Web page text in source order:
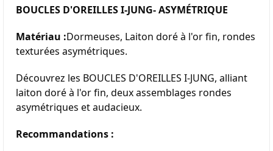
BOUCLES D'OREILLES I-JUNG- ASYMÉTRIQUE
Matériau :Dormeuses, Laiton doré à l'or fin, rondes
texturées asymétriques.
Découvrez les BOUCLES D'OREILLES I-JUNG, alliant
laiton doré à l'or fin, deux assemblages rondes
asymétriques et audacieux.
Recommandations :